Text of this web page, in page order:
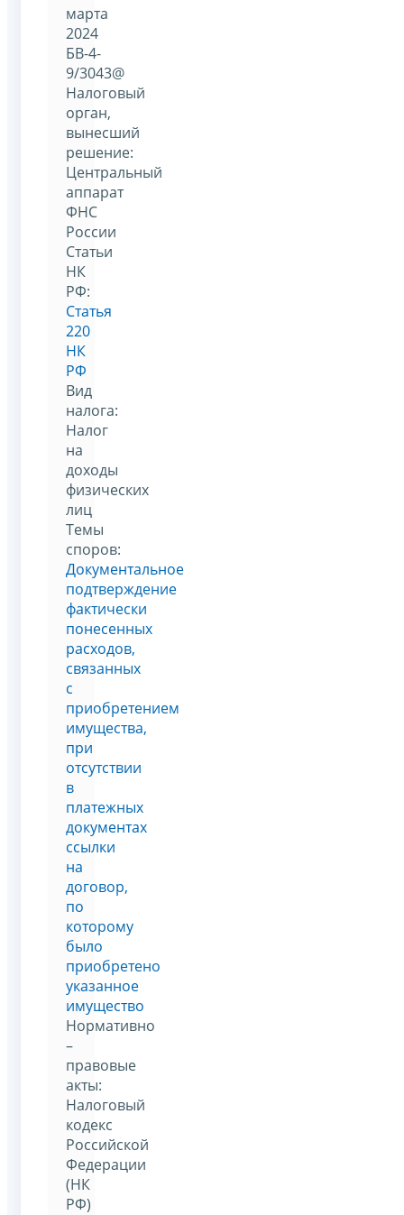
марта
2024
БВ-4-
9/3043@
Налоговый
орган,
вынесший
решение:
Центральный
аппарат
ФНС
России
Статьи
НК
РФ:
Статья
220
НК
РФ
Вид
налога:
Налог
на
доходы
физических
лиц
Темы
споров:
Документальное
подтверждение
фактически
понесенных
расходов,
связанных
с
приобретением
имущества,
при
отсутствии
в
платежных
документах
ссылки
на
договор,
по
которому
было
приобретено
указанное
имущество
Нормативно
–
правовые
акты:
Налоговый
кодекс
Российской
Федерации
(НК
РФ)